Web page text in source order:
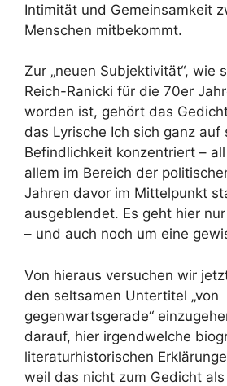
Intimität und Gemeinsamkeit
Menschen mitbekommt.
Zur „neuen Subjektivität“, wie
Reich-Ranicki für die 70er
worden ist, gehört das
das Lyrische Ich sich ganz auf
Befindlichkeit konzentriert –
allem im Bereich der
Jahren davor im Mittelpunkt
ausgeblendet. Es geht hier
– und auch noch um eine
Von hieraus versuchen wir
den seltsamen Untertitel „von
gegenwartsgerade“
darauf, hier irgendwelche
literaturhistorischen
weil das nicht zum Gedicht